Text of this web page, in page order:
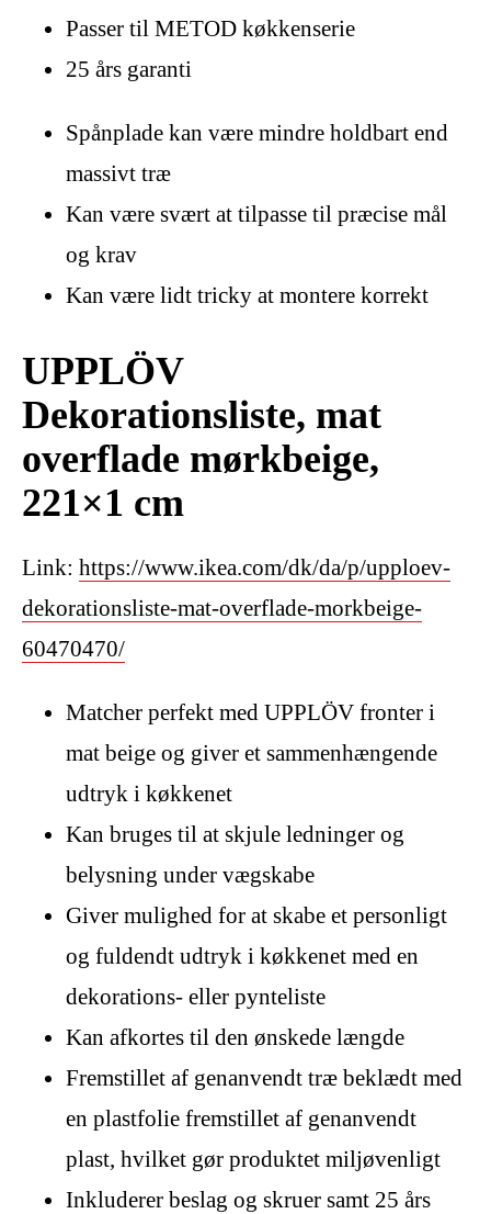
Passer til METOD køkkenserie
25 års garanti
Spånplade kan være mindre holdbart end
massivt træ
Kan være svært at tilpasse til præcise mål
og krav
Kan være lidt tricky at montere korrekt
UPPLÖV
Dekorationsliste, mat
overflade mørkbeige,
221×1 cm
Link: https://www.ikea.com/dk/da/p/upploev-
dekorationsliste-mat-overflade-morkbeige-
60470470/
Matcher perfekt med UPPLÖV fronter i
mat beige og giver et sammenhængende
udtryk i køkkenet
Kan bruges til at skjule ledninger og
belysning under vægskabe
Giver mulighed for at skabe et personligt
og fuldendt udtryk i køkkenet med en
dekorations- eller pynteliste
Kan afkortes til den ønskede længde
Fremstillet af genanvendt træ beklædt med
en plastfolie fremstillet af genanvendt
plast, hvilket gør produktet miljøvenligt
Inkluderer beslag og skruer samt 25 års